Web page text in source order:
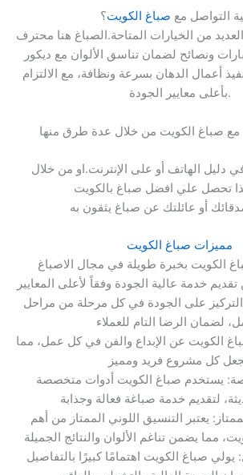
التواصل مع صباغ الكويت؟
من الخيارات المتاحة.الصباغ هنا محترف
ونصائح لضمان تناسق الألوان مع ديكور
أعمال الدهان بسرعة ونظافة، مع الالتزام
بأعلى معايير الجودة.
دليل الهاتف أو على الإنترنت.او من خلال
تحصل علي افضل صباغ بالكويت
مميزات صباغ الكويت
الكويت بخبرة طويلة في مجال الاصباغ
التركيز على الجودة في كل مرحلة من مراحل
الكويت عن الإبداع والفن في كل عمل، مما
يستخدم صباغ الكويت أدوات متخصصة
يعتبر التنسيق اللوني الممتاز من أهم
يولي صباغ الكويت اهتمامًا كبيرًا بالتفاصيل